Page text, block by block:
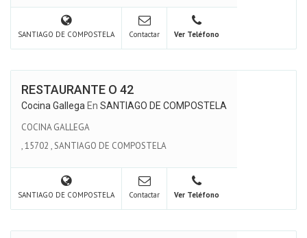
SANTIAGO DE COMPOSTELA Contactar Ver Teléfono
RESTAURANTE O 42
Cocina Gallega En SANTIAGO DE COMPOSTELA
COCINA GALLEGA
,15702 ,SANTIAGO DE COMPOSTELA
SANTIAGO DE COMPOSTELA Contactar Ver Teléfono